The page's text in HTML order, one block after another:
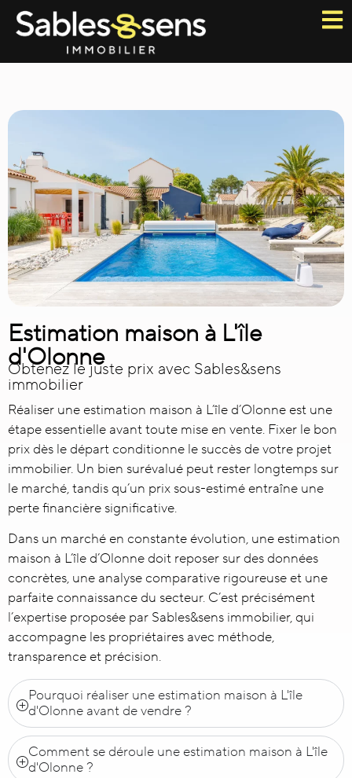
Estimation maison à L'île
d'Olonne
Obtenez le juste prix avec Sables&sens
immobilier
Réaliser uneestimation maison à L’île d’Olonneest une
étape essentielle avant toute mise en vente. Fixer le bon
prix dès le départ conditionne le succès de votre projet
immobilier. Un bien surévalué peut rester longtemps sur
le marché, tandis qu’un prix sous-estimé entraîne une
perte financière significative.
Dans un marché en constante évolution, une estimation
maison à L’île d’Olonne doit reposer sur des données
concrètes, une analyse comparative rigoureuse et une
parfaite connaissance du secteur. C’est précisément
l’expertise proposée par Sables&sens immobilier, qui
accompagne les propriétaires avec méthode,
transparence et précision.
Pourquoi réaliser une estimation maison à L'île
d'Olonne avant de vendre ?
Comment se déroule une estimation maison à L'île
d'Olonne ?